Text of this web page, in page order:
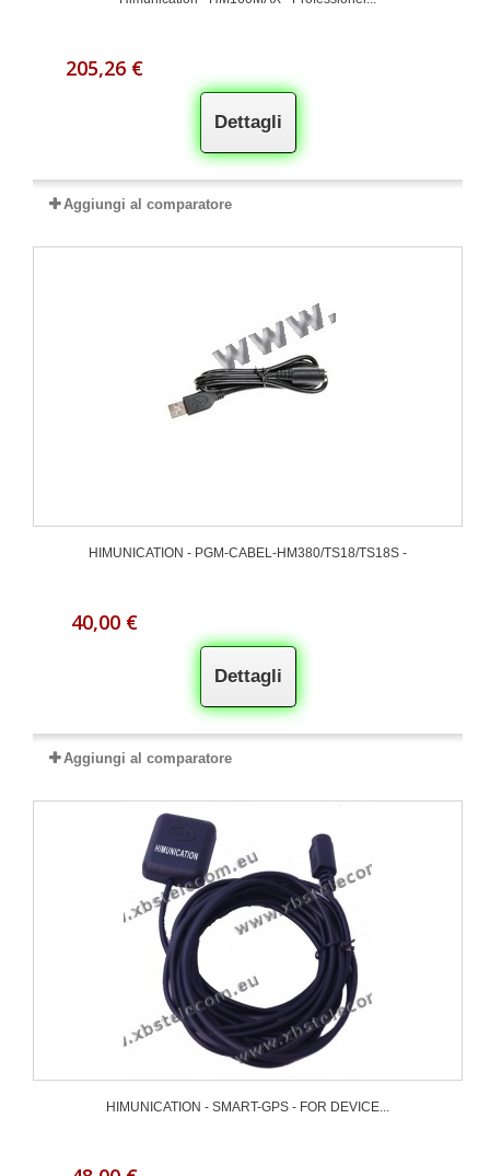
205,26 €
Dettagli
Aggiungi al comparatore
HIMUNICATION - PGM-CABEL-HM380/TS18/TS18S -
40,00 €
Dettagli
Aggiungi al comparatore
HIMUNICATION - SMART-GPS - FOR DEVICE...